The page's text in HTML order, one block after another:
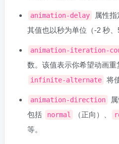
animation-delay
属性指
其值也以秒为单位（-2 秒、
animation-iteration-
数。该值表示你希望动画重
infinite-alternate 将
animation-direction
包括
normal （正向）、
等。